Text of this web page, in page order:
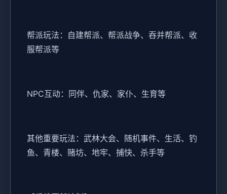
帮派玩法：自建帮派、帮派战争、吞并帮派、收
服帮派等
NPC互动：同伴、仇家、家仆、生育等
其他重要玩法：武林大会、随机事件、生活、钓
鱼、青楼、赌坊、地牢、捕快、杀手等